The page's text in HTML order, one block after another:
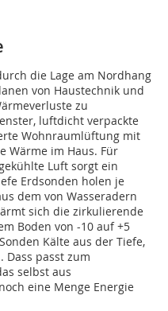
die Lage am Nordhang
von Haustechnik und
zu
luftdicht verpackte
Wohnraumlüftung mit
Wärme im Haus. Für
Luft sorgt ein
Erdsonden holen je
dem von Wasseradern
sich die zirkulierende
Boden von -10 auf +5
Kälte aus der Tiefe,
passt zum
selbst aus
eine Menge Energie